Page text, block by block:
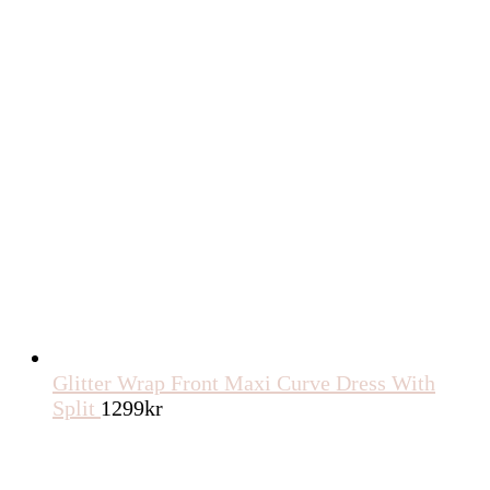
Glitter Wrap Front Maxi Curve Dress With
Split 1299kr